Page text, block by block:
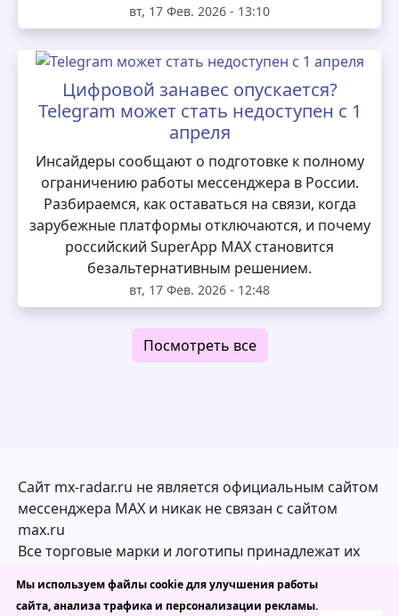
вт, 17 Фев. 2026 - 13:10
Цифровой занавес опускается?
Telegram может стать недоступен с 1
апреля
Инсайдеры сообщают о подготовке к полному
ограничению работы мессенджера в России.
Разбираемся, как оставаться на связи, когда
зарубежные платформы отключаются, и почему
российский SuperApp MAX становится
безальтернативным решением.
вт, 17 Фев. 2026 - 12:48
Посмотреть все
Сайт mx-radar.ru не является официальным сайтом
мессенджера MAX и никак не связан с сайтом
max.ru
Все торговые марки и логотипы принадлежат их
mx-radar.ru — каталог каналов, ботов и чатов в
Мы используем файлы cookie для улучшения работы
сайта, анализа трафика и персонализации рекламы.